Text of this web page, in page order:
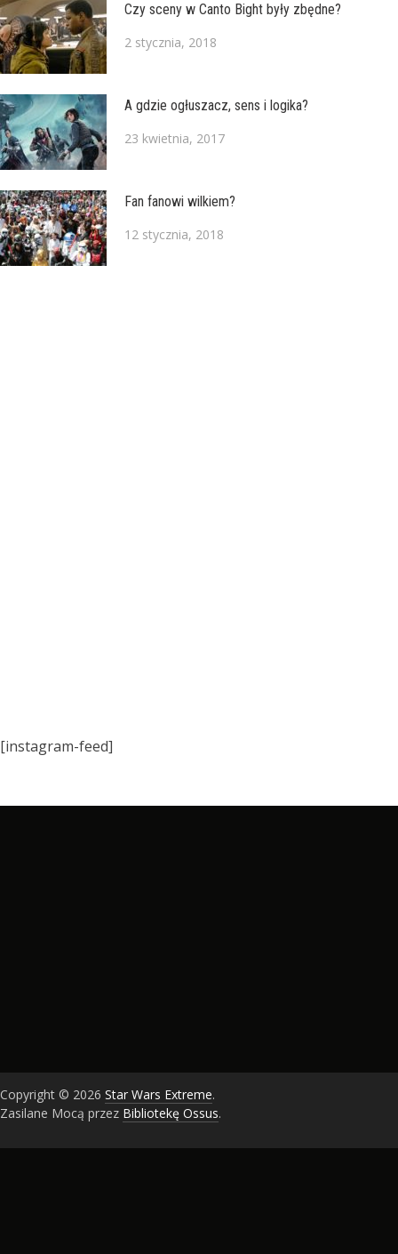
Czy sceny w Canto Bight były zbędne?
2 stycznia, 2018
A gdzie ogłuszacz, sens i logika?
23 kwietnia, 2017
Fan fanowi wilkiem?
12 stycznia, 2018
[instagram-feed]
Copyright © 2026 Star Wars Extreme.
Zasilane Mocą przez Bibliotekę Ossus.